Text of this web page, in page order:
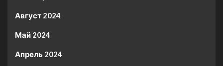
Август 2024
Май 2024
Апрель 2024